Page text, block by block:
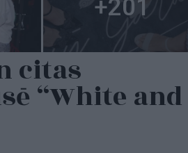
citas
“White and